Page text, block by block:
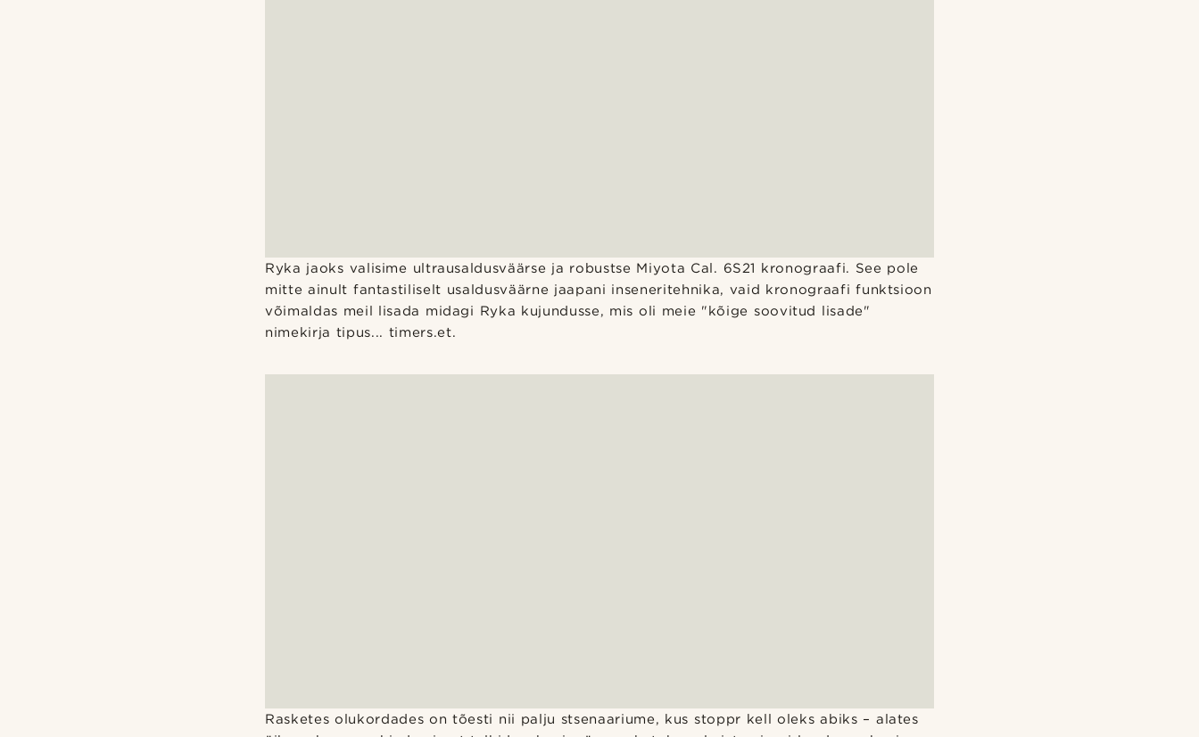
Ryka jaoks valisime ultrausaldusväärse ja robustse Miyota Cal. 6S21 kronograafi. See pole
mitte ainult fantastiliselt usaldusväärne jaapani inseneritehnika, vaid kronograafi funktsioon
võimaldas meil lisada midagi Ryka kujundusse, mis oli meie "kõige soovitud lisade"
nimekirja tipus... timers.et.
Rasketes olukordades on tõesti nii palju stsenaariume, kus stoppr kell oleks abiks – alates